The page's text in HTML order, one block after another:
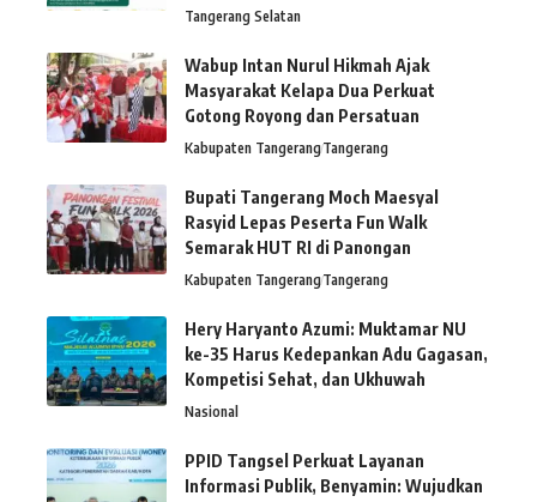
Tangerang Selatan
Wabup Intan Nurul Hikmah Ajak
Masyarakat Kelapa Dua Perkuat
Gotong Royong dan Persatuan
Kabupaten TangerangTangerang
Bupati Tangerang Moch Maesyal
Rasyid Lepas Peserta Fun Walk
Semarak HUT RI di Panongan
Kabupaten TangerangTangerang
Hery Haryanto Azumi: Muktamar NU
ke-35 Harus Kedepankan Adu Gagasan,
Kompetisi Sehat, dan Ukhuwah
Nasional
PPID Tangsel Perkuat Layanan
Informasi Publik, Benyamin: Wujudkan